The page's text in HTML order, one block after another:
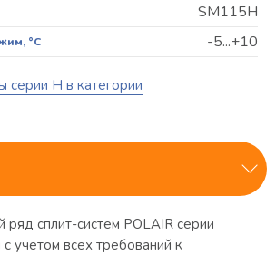
SM115H
°C -5...+10
серии H в категории
сплит-систем POLAIR серии
учетом всех требований к